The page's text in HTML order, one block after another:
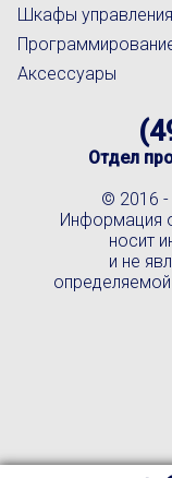
Шкафы
Аксессуары
Отдел
© 2016 -
Информация
носит
и не